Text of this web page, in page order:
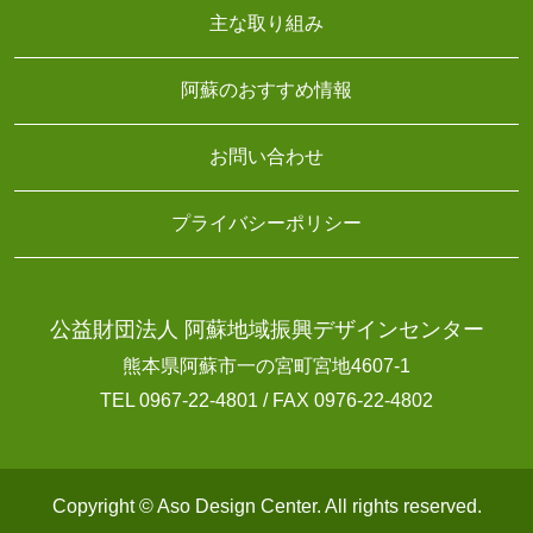
主な取り組み
阿蘇のおすすめ情報
お問い合わせ
プライバシーポリシー
公益財団法人 阿蘇地域振興デザインセンター
熊本県阿蘇市一の宮町宮地4607-1
TEL 0967-22-4801 / FAX 0976-22-4802
Copyright © Aso Design Center. All rights reserved.